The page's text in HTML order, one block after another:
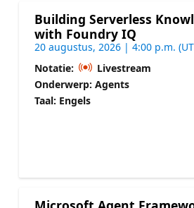
Building Serverless
with Foundry IQ
20 augustus, 2026 | 4:00 p.m.
Notatie:
Livestream
Onderwerp: Agents
Taal: Engels